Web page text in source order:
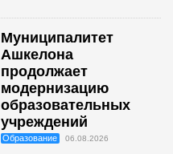
Муниципалитет
Ашкелона
продолжает
модернизацию
образовательных
учреждений
Образование 06.08.2026